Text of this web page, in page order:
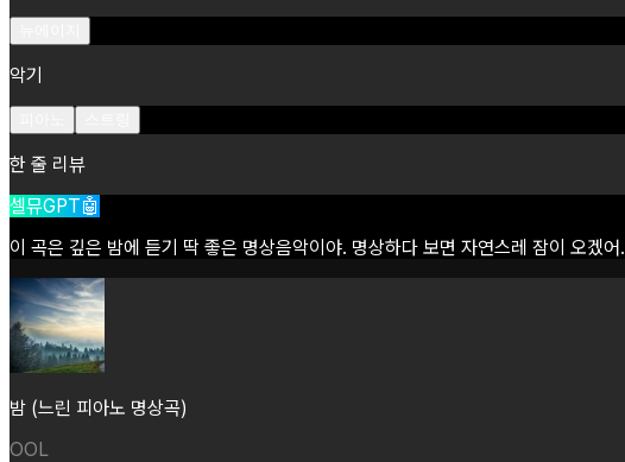
악기
한 줄 리뷰
셀뮤GPT🤖
이 곡은 깊은 밤에 듣기 딱 좋은 명상음악이야. 명상하다 보면 자연스레 잠이 오겠어.
밤 (느린 피아노 명상곡)
OOL